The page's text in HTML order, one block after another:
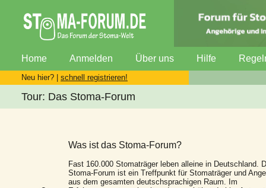
Home Anmelden Über uns Hilfe
Neu hier? | schnell registrieren!
Tour: Das Stoma-Forum
Was ist das Stoma-Forum?
Fast 160.000 Stomaträger leben alleine in Deutschland.
Stoma-Forum ist ein Treffpunkt für Stomaträger und
aus dem gesamten deutschsprachigen Raum. Im